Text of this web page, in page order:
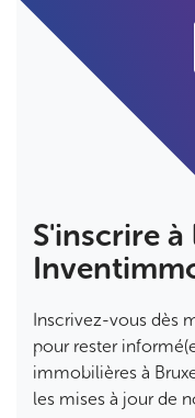
S'inscrire
Inscrivez-vous dès
pour rester
immobilières à
les mises à jour de